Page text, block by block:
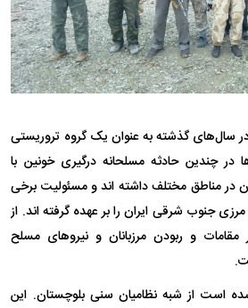
سال‌های گذشته به عنوان یک گروه تروریستی
چندین حادثه مسلحانه درگیری خونین با
در مناطق مختلف داشته اند و مسئولیت برخی
جنوب شرقی ایران را بر عهده گرفته اند. از
مقامات و ربودن مرزبانان و نیرو‌های مسلح
است از شبه نظامیان سنی بلوچستان. این